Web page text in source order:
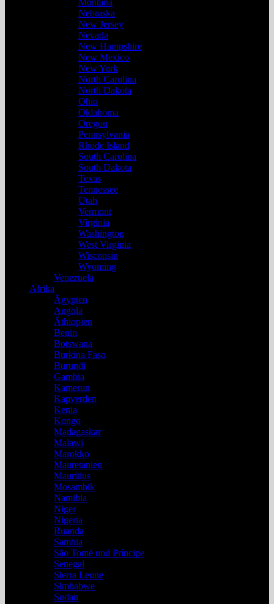
Montana
Nebraska
New Jersey
Nevada
New Hampshire
New Mexico
New York
North Carolina
North Dakota
Ohio
Oklahoma
Oregon
Pennsylvania
Rhode Island
South Carolina
South Dakota
Texas
Tennessee
Utah
Vermont
Virginia
Washington
West Virginia
Wisconsin
Wyoming
Venezuela
Afrika
Ägypten
Angola
Äthiopien
Benin
Botswana
Burkina Faso
Burundi
Gambia
Kamerun
Kapverden
Kenia
Kongo
Madagaskar
Malawi
Marokko
Mauretanien
Mauritius
Mosambik
Namibia
Niger
Nigeria
Ruanda
Sambia
São Tomé und Príncipe
Senegal
Sierra Leone
Simbabwe
Sudan